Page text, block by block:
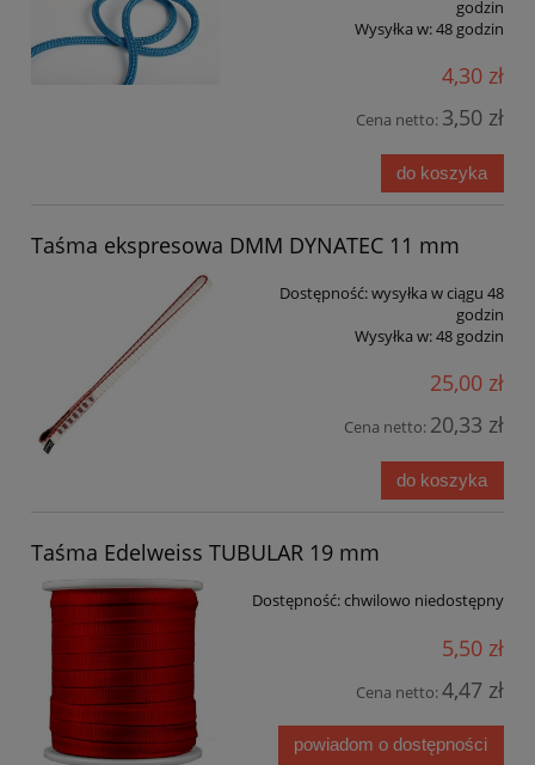
godzin
Wysyłka w:48 godzin
4,30 zł
Cena netto: 3,50 zł
do koszyka
Taśma ekspresowa DMM DYNATEC 11 mm
Dostępność:wysyłka w ciągu 48
godzin
Wysyłka w:48 godzin
25,00 zł
Cena netto: 20,33 zł
do koszyka
Taśma Edelweiss TUBULAR 19 mm
Dostępność:chwilowo niedostępny
5,50 zł
Cena netto:4,47 zł
powiadom o dostępności